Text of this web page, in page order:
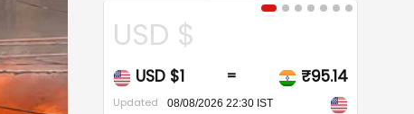
CAD $
CAD $1 = ₹68.20
Updated 08/08/2026 22:30 IST